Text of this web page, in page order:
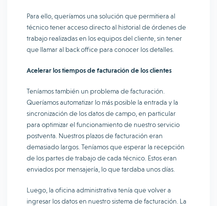
Para ello, queríamos una solución que permitiera al
técnico tener acceso directo al historial de órdenes de
trabajo realizadas en los equipos del cliente, sin tener
que llamar al back office para conocer los detalles.
Acelerar los tiempos de facturación de los clientes
Teníamos también un problema de facturación.
Queríamos automatizar lo más posible la entrada y la
sincronización de los datos de campo, en particular
para optimizar el funcionamiento de nuestro servicio
postventa. Nuestros plazos de facturación eran
demasiado largos. Teníamos que esperar la recepción
de los partes de trabajo de cada técnico. Estos eran
enviados por mensajería, lo que tardaba unos días.
Luego, la oficina administrativa tenía que volver a
ingresar los datos en nuestro sistema de facturación. La